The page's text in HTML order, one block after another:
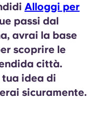
Alloggi per
passi dal
avrai la base
scoprire le
città.
tua idea di
sicuramente.